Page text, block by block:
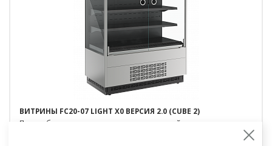
ВИТРИНЫ FC20-07 LIGHT X0 ВЕРСИЯ 2.0 (CUBE 2)
Под любую задачу и помещение — в линейке представлены
модификации в различных типоразмерах и характеристиках.